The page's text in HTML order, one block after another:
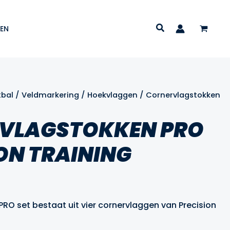
/Veldmarkering / Hoekvlaggen / Cornervlagstokken
PRO
TRAINING
set bestaat uit vier cornervlaggen van Precision